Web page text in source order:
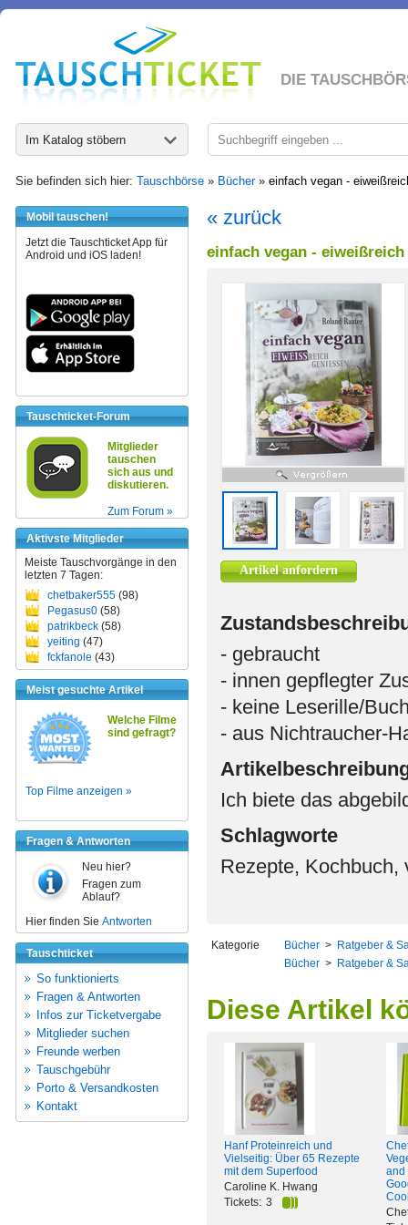
DIE
Im Katalog stöbern
Sie befinden sich hier: Tauschbörse » Bücher» einfach vegan -
Mobil tauschen!
Jetzt die Tauschticket App für
Android und iOS laden!
Tauschticket-Forum
Mitglieder
tauschen
sich aus und
diskutieren.
Zum Forum »
Aktivste Mitglieder
Meiste Tauschvorgänge in den
letzten 7 Tagen:
chetbaker555 (98)
Pegasus0 (58)
patrikbeck (58)
yeiting (47)
fckfanole (43)
Meist gesuchte Artikel
Welche Filme
sind gefragt?
Top Filme anzeigen »
Fragen & Antworten
Neu hier?
Fragen zum
Ablauf?
Hier finden Sie Antworten
Tauschticket
So funktionierts
Fragen & Antworten
Infos zur Ticketvergabe
Mitglieder suchen
Freunde werben
Tauschgebühr
Porto & Versandkosten
Kontakt
« zurück
einfach vegan - eiweißreich
Artikel anfordern
- gebraucht
- innen gepflegter
- keine Leserille/
- aus Nichtraucher-
Ich biete das
Schlagworte
Rezepte, Kochbuch,
Kategorie Bücher > Ratgeber &
Bücher > Ratgeber &
Diese Artikel
Hanf Proteinreich und
Vielseitig: Über 65 Rezepte
mit dem Superfood
Caroline K. Hwang
Tickets: 3
and